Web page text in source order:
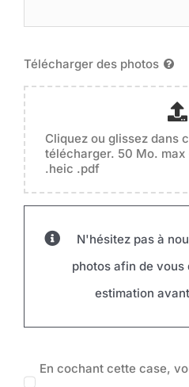
Télécharger des photos
Cliquez ou glissez dans
télécharger. 50 Mo.
.heic .pdf
N'hésitez pas à
photos afin de vous
estimation
En cochant cette case,